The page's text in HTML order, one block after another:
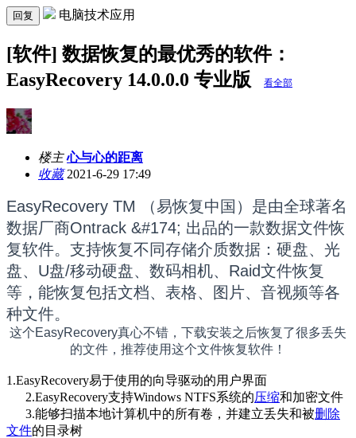
回复 电脑技术应用
[软件] 数据恢复的最优秀的软件：
EasyRecovery 14.0.0.0 专业版
看全部
楼主 心与心的距离
收藏2021-6-29 17:49
EasyRecovery TM （易恢复中国）是由全球著名
数据厂商Ontrack &#174; 出品的一款数据文件恢
复软件。支持恢复不同存储介质数据：硬盘、光
盘、U盘/移动硬盘、数码相机、Raid文件恢复
等，能恢复包括文档、表格、图片、音视频等各
种文件。
这个EasyRecovery真心不错，下载安装之后恢复了很多丢失
的文件，推荐使用这个文件恢复软件！
1.EasyRecovery易于使用的向导驱动的用户界面
2.EasyRecovery支持Windows NTFS系统的压缩和加密文件
3.能够扫描本地计算机中的所有卷，并建立丢失和被删除
文件的目录树